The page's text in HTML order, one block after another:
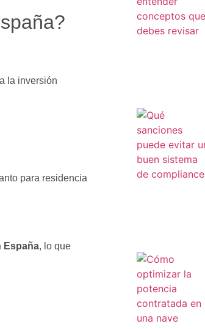
la inversión
para residencia
España, lo que